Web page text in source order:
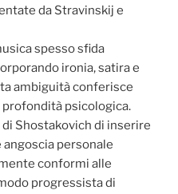
da Stravinskij e
spesso sfida
ironia, satira e
ambiguità conferisce
psicologica.
Shostakovich di inserire
personale
conformi alle
progressista di